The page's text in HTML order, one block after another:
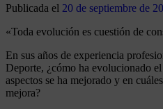
Publicada el 20 de septiembre de
«Toda evolución es cuestión de
En sus años de experiencia
Deporte, ¿cómo ha evolucionado
aspectos se ha mejorado y en
mejora?